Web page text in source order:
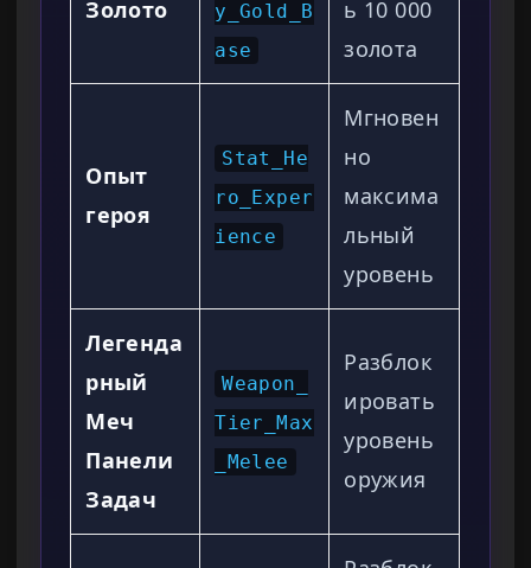
Золото
y_Gold_B
ase
ь 10 000
золота
Опыт
героя
Stat_He
ro_Exper
ience
Мгновен
но
максима
льный
уровень
Легенда
рный
Меч
Панели
Задач
Weapon_
Tier_Max
_Melee
Разблок
ировать
уровень
оружия